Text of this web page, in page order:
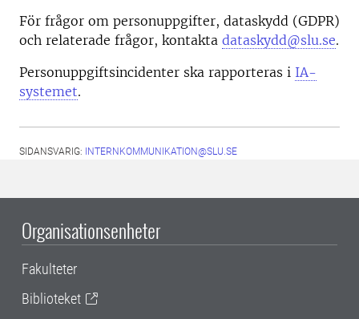
För frågor om personuppgifter, dataskydd (GDPR)
och relaterade frågor, kontakta dataskydd@slu.se.
Personuppgiftsincidenter ska rapporteras i IA-
systemet.
SIDANSVARIG: INTERNKOMMUNIKATION@SLU.SE
Organisationsenheter
Fakulteter
Biblioteket